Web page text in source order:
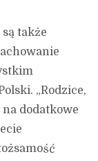
także
„Rodzice,
dodatkowe